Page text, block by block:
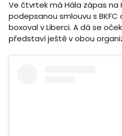
Ve čtvrtek má Hála zápas na
podepsanou smlouvu s
boxoval v Liberci. A dá se
představí ještě v obou